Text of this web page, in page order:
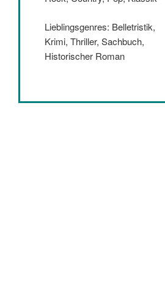
Lieblingsgenres: Belletristik,
Krimi, Thriller, Sachbuch,
Historischer Roman